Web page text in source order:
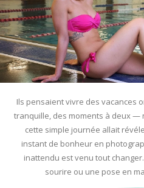
Ils pensaient vivre des vacances
tranquille, des moments à deux —
cette simple journée allait
instant de bonheur en
inattendu est venu tout
sourire ou une pose en